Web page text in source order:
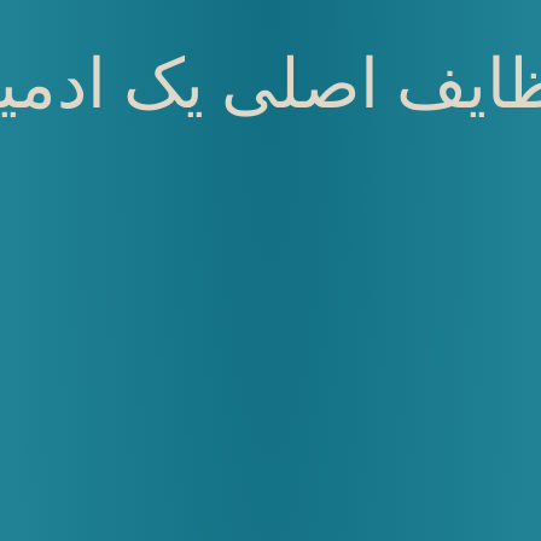
اصلی یک